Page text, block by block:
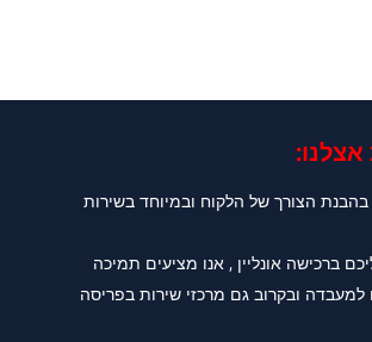
הצורך של הלקוח ובמיוחד בשירות
ברכישה אונליין , אנו מציעים תמיכה
למעבדה ובקרוב גם מרכזי שירות בפריסה